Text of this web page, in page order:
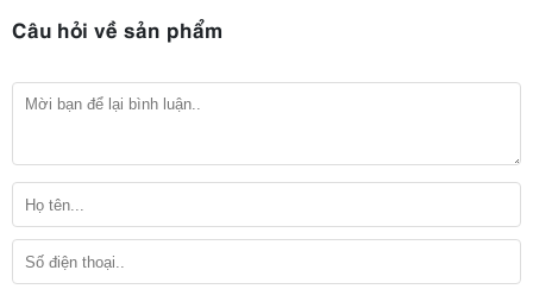
Câu hỏi về sản phẩm